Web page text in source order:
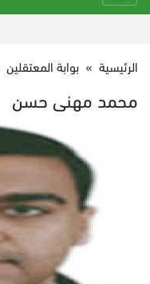
الرئيسية » بوابة المعتقلين
محمد مهنى حسن